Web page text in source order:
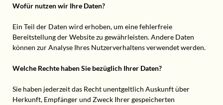
Wofür nutzen wir Ihre Daten?
Ein Teil der Daten wird erhoben, um eine fehlerfreie
Bereitstellung der Website zu gewährleisten. Andere Daten
können zur Analyse Ihres Nutzerverhaltens verwendet werden.
Welche Rechte haben Sie bezüglich Ihrer Daten?
Sie haben jederzeit das Recht unentgeltlich Auskunft über
Herkunft, Empfänger und Zweck Ihrer gespeicherten